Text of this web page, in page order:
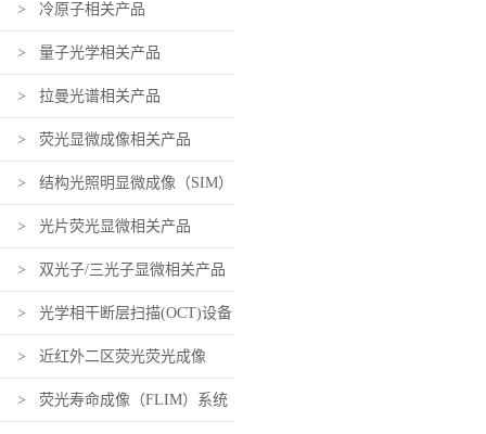
> 冷原子相关产品
> 量子光学相关产品
> 拉曼光谱相关产品
> 荧光显微成像相关产品
> 结构光照明显微成像（SIM）
相关产品
> 光片荧光显微相关产品
> 双光子/三光子显微相关产品
> 光学相干断层扫描(OCT)设备
及组件
> 近红外二区荧光荧光成像
（近红外活体荧光成像）设备及
> 荧光寿命成像（FLIM）系统